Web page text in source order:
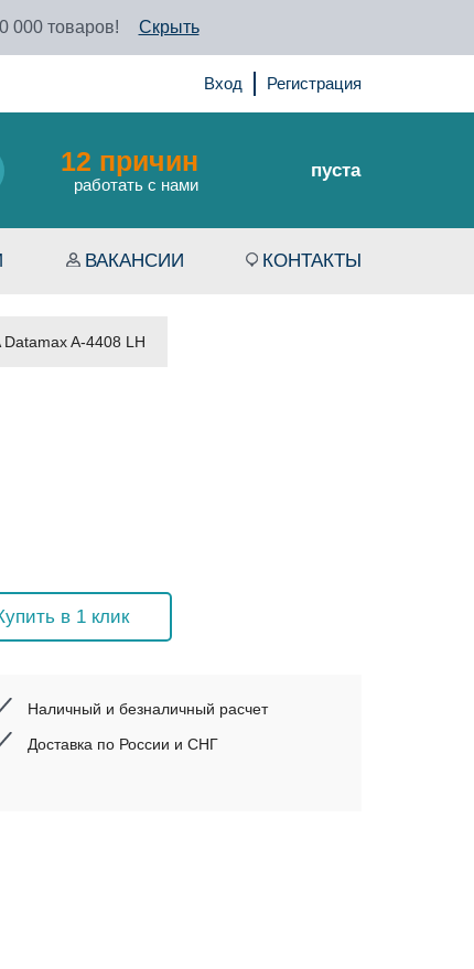
000 товаров! Скрыть
Вход Регистрация
12 причин
работать с нами
пуста
ВАКАНСИИ КОНТАКТЫ
A-4408 LH
в 1 клик
Наличный и безналичный расчет
Доставка по России и СНГ